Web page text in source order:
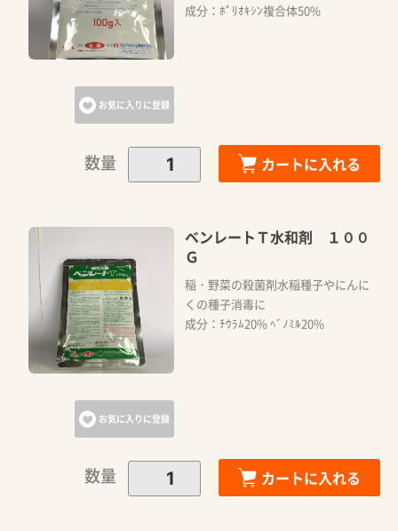
お気に入りに登録
成分：ﾎﾟﾘｵｷｼﾝ複合体50%
数量 カートに入れる
お気に入りに登録
ベンレートＴ水和剤 １００
Ｇ
稲・野菜の殺菌剤水稲種子やにんに
くの種子消毒に
成分：ﾁｳﾗﾑ20% ﾍﾞﾉﾐﾙ20%
数量 カートに入れる